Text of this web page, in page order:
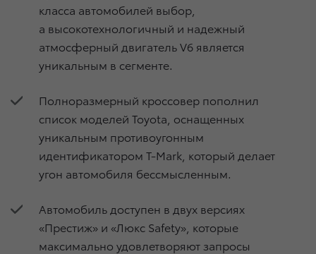
класса автомобилей выбор,
а высокотехнологичный и надежный
атмосферный двигатель V6 является
уникальным в сегменте.
Полноразмерный кроссовер пополнил
список моделей Toyota, оснащенных
уникальным противоугонным
идентификатором T-Mark, который делает
угон автомобиля бессмысленным.
Автомобиль доступен в двух версиях
«Престиж» и «Люкс Safety», которые
максимально удовлетворяют запросы